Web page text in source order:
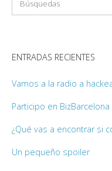
ENTRADAS RECIENTES
Vamos a la radio a
Participo en BizBarcelona
¿Qué vas a encontrar si
Un pequeño spoiler